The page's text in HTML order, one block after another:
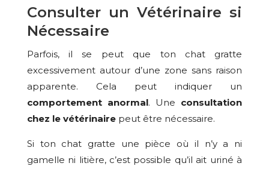
Consulter un Vétérinaire si
Nécessaire
Parfois, il se peut que ton chat gratte
excessivement autour d’une zone sans raison
apparente. Cela peut indiquer un
comportement anormal. Une consultation
chez le vétérinairepeut être nécessaire.
Si ton chat gratte une pièce où il n’y a ni
gamelle ni litière, c’est possible qu’il ait uriné à